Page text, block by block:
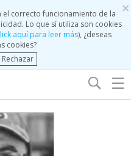
×
correcto funcionamiento de la
Lo que sí utiliza son cookies
aquí para leer más), ¿deseas
cookies?
Rechazar
☰